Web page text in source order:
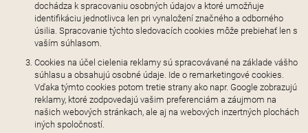
dochádza k spracovaniu osobných údajov a ktoré umožňuje
identifikáciu jednotlivca len pri vynaložení značného a odborného
úsilia. Spracovanie týchto sledovacích cookies môže prebiehať len s
vaším súhlasom.
Cookies na účel cielenia reklamy sú spracovávané na základe vášho
súhlasu a obsahujú osobné údaje. Ide o remarketingové cookies.
Vďaka týmto cookies potom tretie strany ako napr. Google zobrazujú
reklamy, ktoré zodpovedajú vašim preferenciám a záujmom na
našich webových stránkach, ale aj na webových inzertných plochách
iných spoločností.